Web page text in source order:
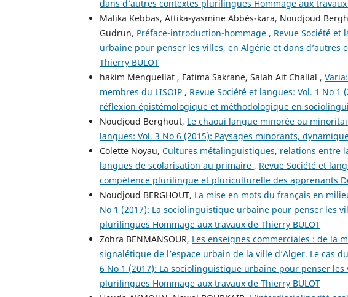
dans d’autres contextes plurilingues Hommage aux
Malika Kebbas, Attika-yasmine Abbès-kara, Noudjoud
Gudrun, Préface-introduction-hommage , Revue Société et
urbaine pour penser les villes, en Algérie et dans
Thierry BULOT
hakim Menguellat , Fatima Sakrane, Salah Ait Challal ,
membres du LISOIP , Revue Société et langues: Vol. 1 No
réflexion épistémologique et méthodologique en
Noudjoud Berghout, Le chaoui langue minorée ou
langues: Vol. 3 No 6 (2015): Paysages minorants,
Colette Noyau, Cultures métalinguistiques, relations entre
langues de scolarisation au primaire , Revue Société et
compétence plurilingue et pluriculturelle des apprenants
Noudjoud BERGHOUT, La mise en mots du français en
No 1 (2017): La sociolinguistique urbaine pour penser les
plurilingues Hommage aux travaux de Thierry BULOT
Zohra BENMANSOUR, Les enseignes commerciales : de la
signalétique de l’espace urbain de la ville d’Alger. Le cas
6 No 1 (2017): La sociolinguistique urbaine pour penser
plurilingues Hommage aux travaux de Thierry BULOT